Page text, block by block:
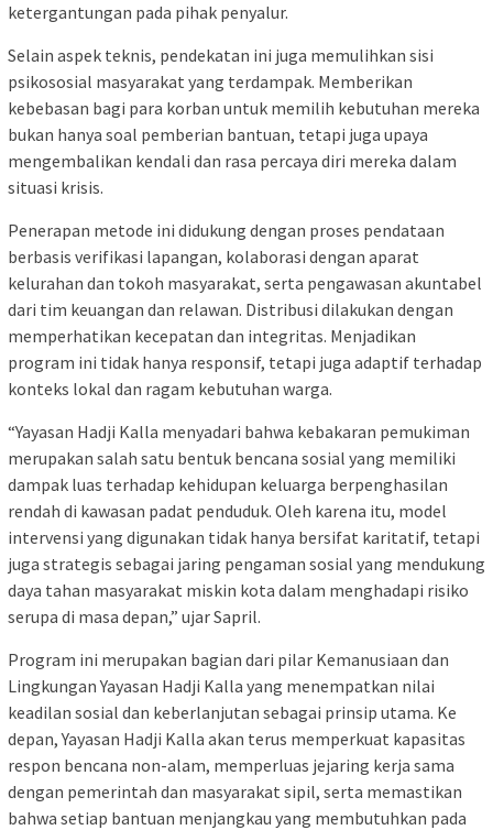
ketergantungan pada pihak penyalur.
Selain aspek teknis, pendekatan ini juga memulihkan sisi
psikososial masyarakat yang terdampak. Memberikan
kebebasan bagi para korban untuk memilih kebutuhan mereka
bukan hanya soal pemberian bantuan, tetapi juga upaya
mengembalikan kendali dan rasa percaya diri mereka dalam
situasi krisis.
Penerapan metode ini didukung dengan proses pendataan
berbasis verifikasi lapangan, kolaborasi dengan aparat
kelurahan dan tokoh masyarakat, serta pengawasan akuntabel
dari tim keuangan dan relawan. Distribusi dilakukan dengan
memperhatikan kecepatan dan integritas. Menjadikan
program ini tidak hanya responsif, tetapi juga adaptif terhadap
konteks lokal dan ragam kebutuhan warga.
“Yayasan Hadji Kalla menyadari bahwa kebakaran pemukiman
merupakan salah satu bentuk bencana sosial yang memiliki
dampak luas terhadap kehidupan keluarga berpenghasilan
rendah di kawasan padat penduduk. Oleh karena itu, model
intervensi yang digunakan tidak hanya bersifat karitatif, tetapi
juga strategis sebagai jaring pengaman sosial yang mendukung
daya tahan masyarakat miskin kota dalam menghadapi risiko
serupa di masa depan,” ujar Sapril.
Program ini merupakan bagian dari pilar Kemanusiaan dan
Lingkungan Yayasan Hadji Kalla yang menempatkan nilai
keadilan sosial dan keberlanjutan sebagai prinsip utama. Ke
depan, Yayasan Hadji Kalla akan terus memperkuat kapasitas
respon bencana non-alam, memperluas jejaring kerja sama
dengan pemerintah dan masyarakat sipil, serta memastikan
bahwa setiap bantuan menjangkau yang membutuhkan pada